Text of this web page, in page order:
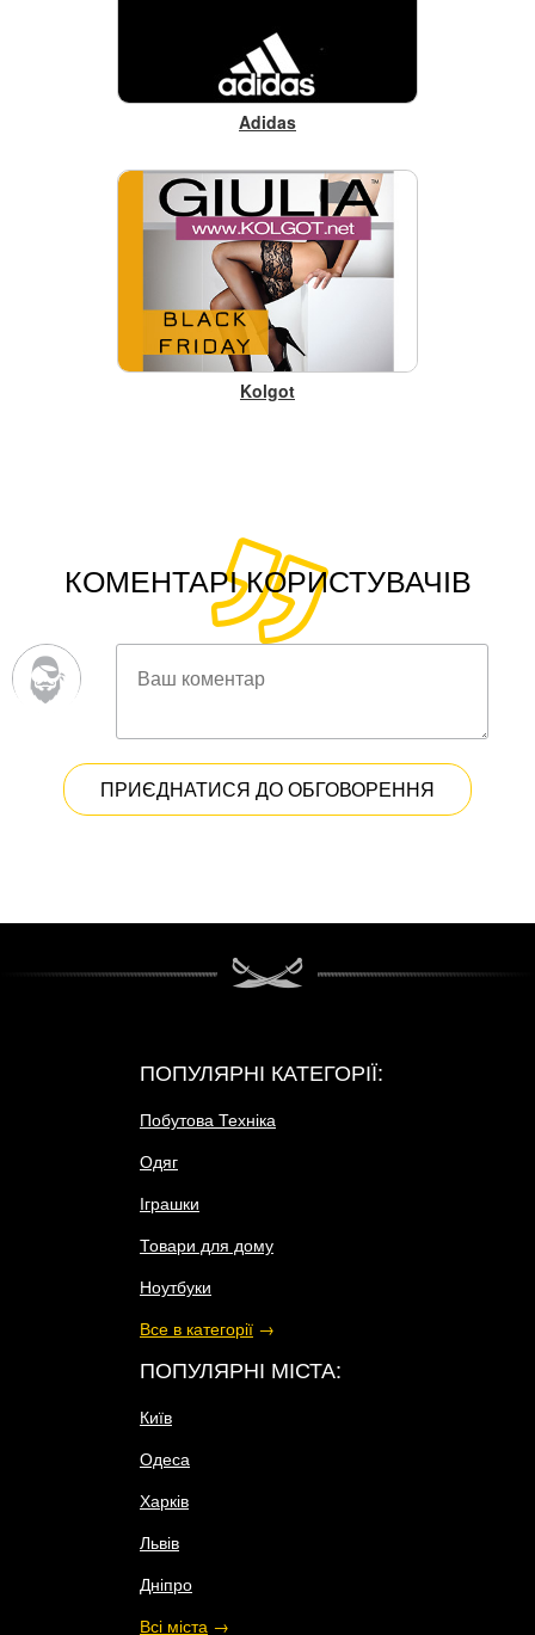
Adidas
Kolgot
КОМЕНТАРІ КОРИСТУВАЧІВ
ПРИЄДНАТИСЯ ДО ОБГОВОРЕННЯ
ПОПУЛЯРНІ КАТЕГОРІЇ:
Побутова Техніка
Одяг
Іграшки
Товари для дому
Ноутбуки
Все в категорії →
ПОПУЛЯРНІ МІСТА:
Київ
Одеса
Харків
Львів
Дніпро
Всі міста →